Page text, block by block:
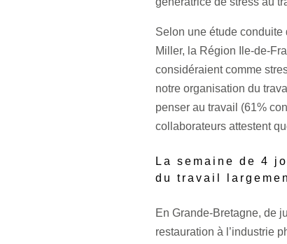
Selon une étude conduite
Miller, la Région Ile-de-
considéraient comme
notre organisation du
penser au travail (61%
collaborateurs attestent
La semaine de 4
du travail
En Grande-Bretagne, de
restauration à l’industrie